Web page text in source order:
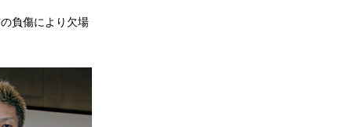
負傷により欠場